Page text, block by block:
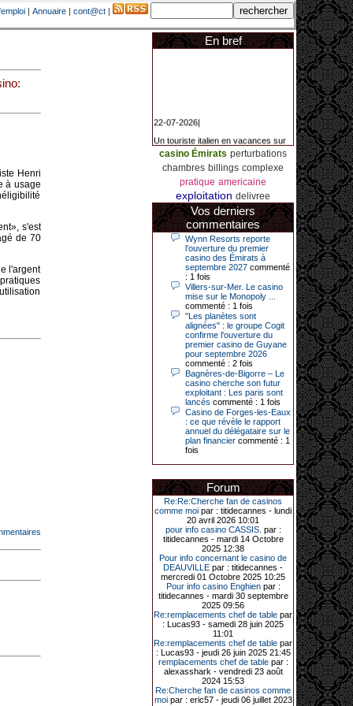
| Annuaire | cont@ct |
Henri
à usage
s'est
de 70
l'argent
En bref
la Côte d’Azur a remporté un
jackpot exceptionnel de 84.631
euros dans la nuit de samedi à
dimanche au Casino Barrière Le
Croisette à Cannes. Il s’agit d’un
nouveau record de gains de l’année
2026 pour cet établissement.
14-04-2026|
Dimanche 12 avril 2026, cette date
restera gravée dans la mémoire de
ce joueur du casino de Saint-Quay-
Portrieux (Côtes-d’Armor).
Ce quinquagénaire, habitant Plouha
mais souhaitant garder l’anonymat,
a eu l’énorme surprise de décrocher
un jackpot record de 82 426 €.
Le plus gros gain gagné depuis plus
de 20 ans dans l’établissement.
31-03-2026|
Série de jackpots au casino JOA de
Gujan-Mestras : ce mois de mars a
été fructueux pour quelques
une machine à sous pour une mise
initiale de 5,28 €. Puis quelques
jours plus tard, le vendredi 27 mars,
un joueur a décroché 12 086 euros
sur une autre machine à sous.
Enfin, troisième et dernier jackpot,
record cette fois-ci, le samedi 28
mars dernier. Quelque 111 322
euros ont été remportés sur la table
d’Ultimate Texas Hold’em Poker,
grâce à une mise de 5 euros sur la
case bonus et une quinte flush
royale. Ces gains ont été annoncés
dans un communiqué diffusé par le
casino ce lundi 30 mars en soirée.
11-01-2026|
Dimanche 11 janvier, en soirée, une
cliente retraitée de 78 ans, habitant
Trémuson, a eu l’énorme surprise
casino Émirats perturbations
chambres billings complexe
pratique americaine
exploitation delivree
Vos derniers
commentaires
Wynn Resorts reporte
l’ouverture du premier
casino des Émirats à
septembre 2027 commenté
: 1 fois
Villers-sur-Mer. Le casino
mise sur le Monopoly ...
commenté : 1 fois
"Les planètes sont
alignées" : le groupe Cogit
confirme l'ouverture du
premier casino de Guyane
pour septembre 2026
commenté : 2 fois
Bagnères-de-Bigorre – Le
casino cherche son futur
exploitant : Les paris sont
lancés commenté : 1 fois
Casino de Forges-les-Eaux
: ce que révèle le rapport
annuel du délégataire sur le
plan financier commenté : 1
fois
Forum
Re:Re:Cherche fan de casinos
comme moi par : titidecannes - lundi
20 avril 2026 10:01
pour info casino CASSIS. par :
titidecannes - mardi 14 Octobre
2025 12:38
Pour info concernant le casino de
DEAUVILLE par : titidecannes -
mercredi 01 Octobre 2025 10:25
Pour info casino Enghienpar :
titidecannes - mardi 30 septembre
2025 09:56
Re:remplacements chef de table par
: Lucas93 - samedi 28 juin 2025
11:01
Re:remplacements chef de table par
: Lucas93 - jeudi 26 juin 2025 21:45
remplacements chef de tablepar :
alexasshark - vendredi 23 août
2024 15:53
Re:Cherche fan de casinos comme
moipar : eric57 - jeudi 06 juillet 2023